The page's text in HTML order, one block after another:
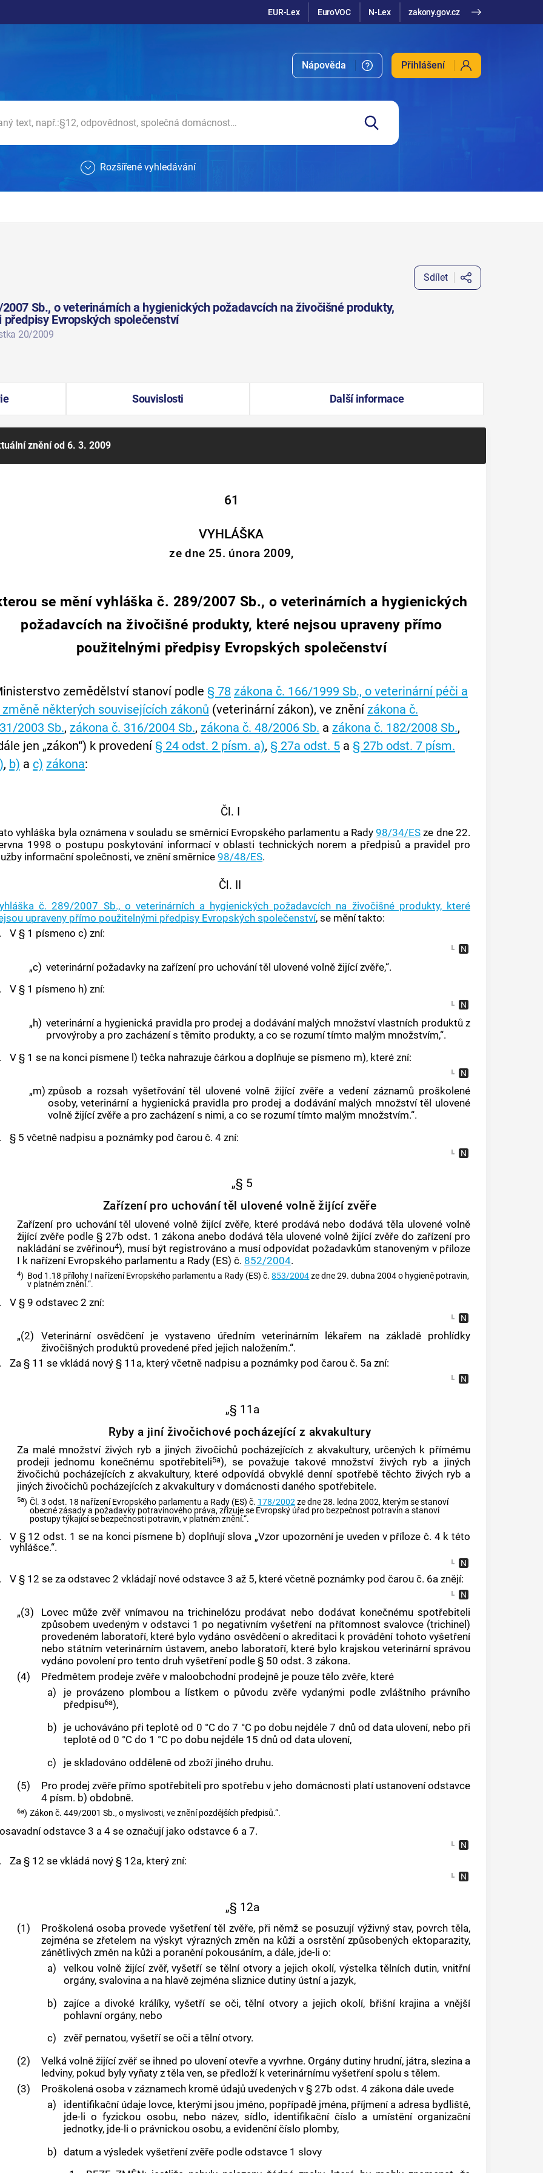
EUR-Lex EuroVOC N-Lex zakony.gov.cz
Nápověda Přihlášení
Rozšířené vyhledávání
Sb., o veterinárních a hygienických požadavcích na živočišné produkty,
Evropských společenství
20/2009
Sdílet
Souvislosti Další informace
zněníod 6. 3. 2009
61
VYHLÁŠKA
ze dne 25. února 2009,
se mění vyhláška č. 289/2007 Sb., o veterinárních a hygienických
požadavcích na živočišné produkty, které nejsou upraveny přímo
použitelnými předpisy Evropských společenství
zemědělství stanoví podle § 78 zákona č. 166/1999 Sb., o veterinární péči a
změně některých souvisejících zákonů (veterinární zákon), ve znění zákona č.
2003 Sb., zákona č. 316/2004 Sb., zákona č. 48/2006 Sb. a zákona č. 182/2008 Sb.,
jen „zákon“) k provedení § 24 odst. 2 písm. a), § 27a odst. 5 a § 27b odst. 7 písm.
, b) a c) zákona:
Čl. I
vyhláška byla oznámena v souladu se směrnicí Evropského parlamentu a Rady98/34/ES ze dne 22.
1998 o postupu poskytování informací v oblasti technických norem a předpisů a pravidel pro
informační společnosti, ve znění směrnice98/48/ES.
Čl. II
č. 289/2007 Sb., o veterinárních a hygienických požadavcích na živočišné produkty, které
upraveny přímo použitelnými předpisy Evropských společenství, se mění takto:
V § 1 písmeno c) zní:
„c) veterinární požadavky na zařízení pro uchování těl ulovené volně žijící zvěře,“.
V § 1 písmeno h) zní:
„h) veterinární a hygienická pravidla pro prodej a dodávání malých množství vlastních produktů z
prvovýroby a pro zacházení s těmito produkty, a co se rozumí tímto malým množstvím,“.
V § 1 se na konci písmene l) tečka nahrazuje čárkou a doplňuje se písmeno m), které zní:
„m) způsob a rozsah vyšetřování těl ulovené volně žijící zvěře a vedení záznamů proškolené
osoby, veterinární a hygienická pravidla pro prodej a dodávání malých množství těl ulovené
volně žijící zvěře a pro zacházení s nimi, a co se rozumí tímto malým množstvím.“.
§ 5 včetně nadpisu a poznámky pod čarou č. 4 zní:
„§ 5
Zařízení pro uchování těl ulovené volně žijící zvěře
Zařízení pro uchování těl ulovené volně žijící zvěře, které prodává nebo dodává těla ulovené volně
žijící zvěře podle § 27b odst. 1 zákona anebo dodává těla ulovené volně žijící zvěře do zařízení pro
nakládání se zvěřinou4), musí být registrováno a musí odpovídat požadavkům stanoveným v příloze
I k nařízení Evropského parlamentu a Rady (ES) č. 852/2004.
4) Bod 1.18 přílohy I nařízení Evropského parlamentu a Rady (ES) č.853/2004ze dne 29. dubna 2004 o hygieně potravin,
v platném znění.“.
V § 9 odstavec 2 zní:
„(2)
Veterinární osvědčení je vystaveno úředním veterinárním lékařem na základě prohlídky
živočišných produktů provedené před jejich naložením.“.
Za § 11 se vkládá nový § 11a, který včetně nadpisu a poznámky pod čarou č. 5a zní:
„§ 11a
Ryby a jiní živočichové pocházející z akvakultury
Za malé množství živých ryb a jiných živočichů pocházejících z akvakultury, určených k přímému
prodeji jednomu konečnému spotřebiteli5a), se považuje takové množství živých ryb a jiných
živočichů pocházejících z akvakultury, které odpovídá obvyklé denní spotřebě těchto živých ryb a
jiných živočichů pocházejících z akvakultury v domácnosti daného spotřebitele.
5a) Čl. 3 odst. 18 nařízení Evropského parlamentu a Rady (ES) č. 178/2002ze dne 28. ledna 2002, kterým se stanoví
obecné zásady a požadavky potravinového práva, zřizuje se Evropský úřad pro bezpečnost potravin a stanoví
postupy týkající se bezpečnosti potravin, v platném znění.“.
V § 12 odst. 1 se na konci písmene b) doplňují slova „Vzor upozornění je uveden v příloze č. 4 k této
vyhlášce.“.
V § 12 se za odstavec 2 vkládají nové odstavce 3 až 5, které včetně poznámky pod čarou č. 6a znějí:
„(3)
Lovec může zvěř vnímavou na trichinelózu prodávat nebo dodávat konečnému spotřebiteli
způsobem uvedeným v odstavci 1 po negativním vyšetření na přítomnost svalovce (trichinel)
provedeném laboratoří, které bylo vydáno osvědčení o akreditaci k provádění tohoto vyšetření
nebo státním veterinárním ústavem, anebo laboratoří, které bylo krajskou veterinární správou
vydáno povolení pro tento druh vyšetření podle § 50 odst. 3 zákona.
(4)
Předmětem prodeje zvěře v maloobchodní prodejně je pouze tělo zvěře, které
a)
je provázeno plombou a lístkem o původu zvěře vydanými podle zvláštního právního
předpisu6a),
b)
je uchováváno při teplotě od 0 °C do 7 °C po dobu nejdéle 7 dnů od data ulovení, nebo při
teplotě od 0 °C do 1 °C po dobu nejdéle 15 dnů od data ulovení,
c)
je skladováno odděleně od zboží jiného druhu.
(5)
Pro prodej zvěře přímo spotřebiteli pro spotřebu v jeho domácnosti platí ustanovení odstavce
4 písm. b) obdobně.
6a) Zákon č. 449/2001 Sb., o myslivosti, ve znění pozdějších předpisů.“.
odstavce 3 a 4 se označují jako odstavce 6 a 7.
Za § 12 se vkládá nový § 12a, který zní:
„§ 12a
(1)
Proškolená osoba provede vyšetření těl zvěře, při němž se posuzují výživný stav, povrch těla,
zejména se zřetelem na výskyt výrazných změn na kůži a osrstění způsobených ektoparazity,
zánětlivých změn na kůži a poranění pokousáním, a dále, jde-li o:
a)
velkou volně žijící zvěř, vyšetří se tělní otvory a jejich okolí, výstelka tělních dutin, vnitřní
orgány, svalovina a na hlavě zejména sliznice dutiny ústní a jazyk,
b)
zajíce a divoké králíky, vyšetří se oči, tělní otvory a jejich okolí, břišní krajina a vnější
pohlavní orgány, nebo
c)
zvěř pernatou, vyšetří se oči a tělní otvory.
(2)
Velká volně žijící zvěř se ihned po ulovení otevře a vyvrhne. Orgány dutiny hrudní, játra, slezina a
ledviny, pokud byly vyňaty z těla ven, se předloží k veterinárnímu vyšetření spolu s tělem.
(3)
Proškolená osoba v záznamech kromě údajů uvedených v § 27b odst. 4 zákona dále uvede
a)
identifikační údaje lovce, kterými jsou jméno, popřípadě jména, příjmení a adresa bydliště,
jde-li o fyzickou osobu, nebo název, sídlo, identifikační číslo a umístění organizační
jednotky, jde-li o právnickou osobu, a evidenční číslo plomby,
b)
datum a výsledek vyšetření zvěře podle odstavce 1 slovy